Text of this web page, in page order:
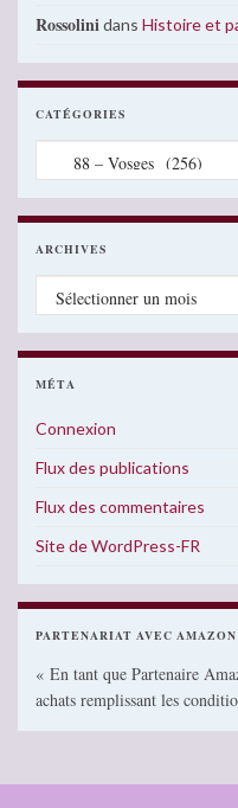
Rossolinidans Histoire et
CATÉGORIES
Catégories
ARCHIVES
Archives
MÉTA
Connexion
Flux des publications
Flux des commentaires
Site de WordPress-FR
PARTENARIAT AVEC AMAZON
« En tant que Partenaire
achats remplissant les